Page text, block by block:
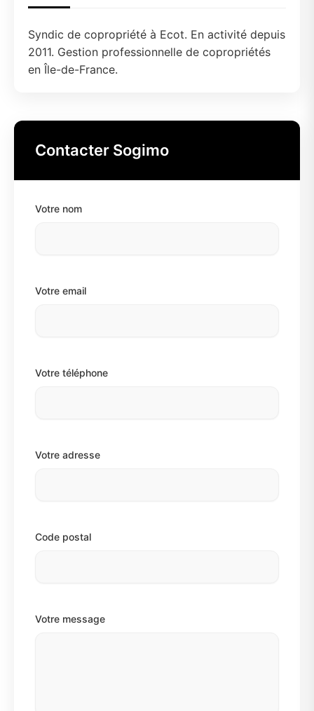
Syndic de copropriété à Ecot. En activité depuis
2011. Gestion professionnelle de copropriétés
en Île-de-France.
Contacter Sogimo
Votre nom
Votre email
Votre téléphone
Votre adresse
Code postal
Votre message